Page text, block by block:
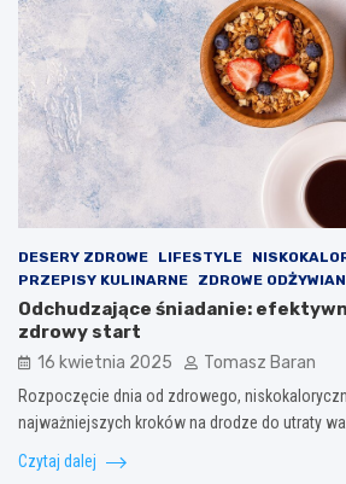
DESERY ZDROWE LIFESTYLE
PRZEPISY KULINARNE
ZDROWE
Odchudzające śniadanie:
zdrowy start
16 kwietnia 2025 Tomasz Baran
Rozpoczęcie dnia od zdrowego,
najważniejszych kroków na drodze do utraty
Czytaj dalej